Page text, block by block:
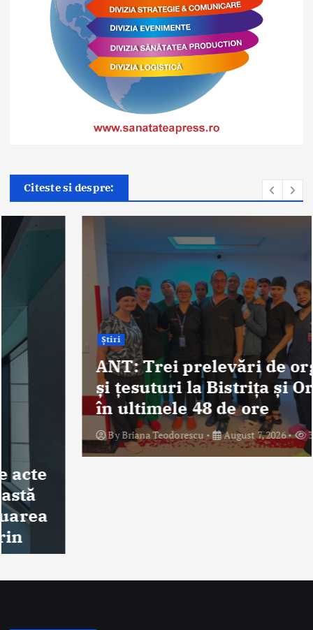
Citeste si despre:
ANT: Trei prelevări de organe
și țesuturi la Bistrița și Oradea
în ultimele 48 de ore
Briana Teodorescu August 7, 2026 328 views
Despre Noi